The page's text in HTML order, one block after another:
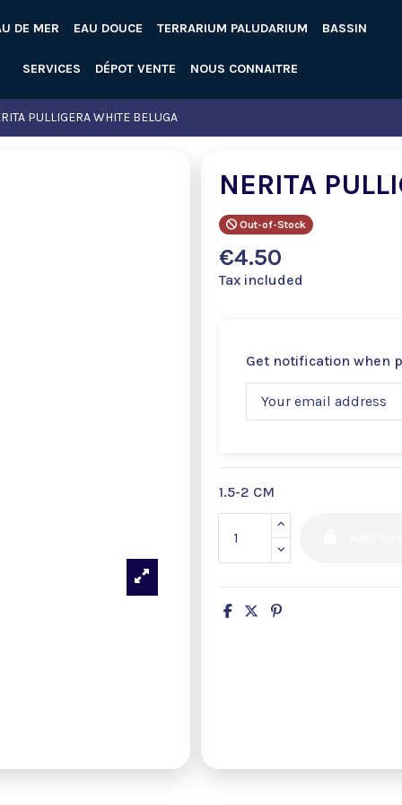
DE MER EAU DOUCE TERRARIUM PALUDARIUM BASSIN
SERVICES DÉPOT VENTE NOUS CONNAITRE
PULLIGERA WHITE BELUGA
NERITA
Out-of-Stock
€4.50
Tax included
Get notification when
1.5-2 CM